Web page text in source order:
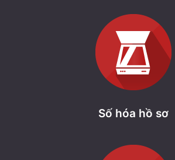
Số hóa hồ sơ